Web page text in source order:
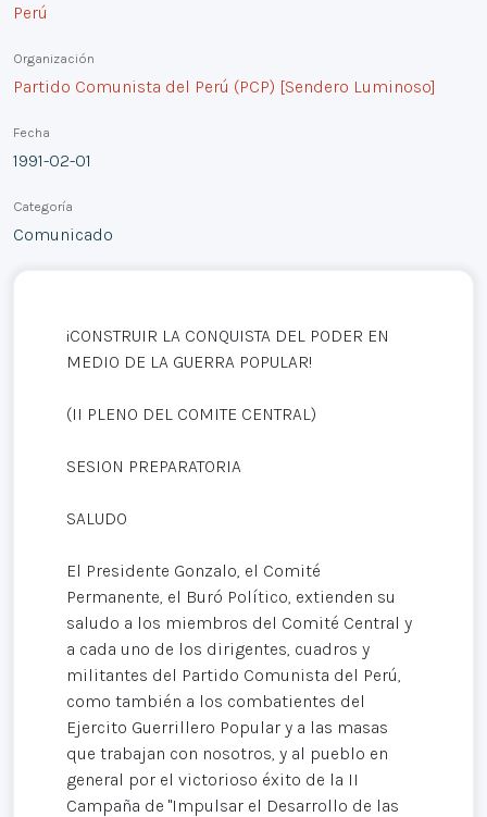
Perú
Organización
Partido Comunista del Perú (PCP) [Sendero Luminoso]
Fecha
1991-02-01
Categoría
Comunicado
¡CONSTRUIR LA CONQUISTA DEL PODER EN
MEDIO DE LA GUERRA POPULAR!
(II PLENO DEL COMITE CENTRAL)
SESION PREPARATORIA
SALUDO
El Presidente Gonzalo, el Comité
Permanente, el Buró Político, extienden su
saludo a los miembros del Comité Central y
a cada uno de los dirigentes, cuadros y
militantes del Partido Comunista del Perú,
como también a los combatientes del
Ejercito Guerrillero Popular y a las masas
que trabajan con nosotros, y al pueblo en
general por el victorioso éxito de la II
Campaña de "Impulsar el Desarrollo de las